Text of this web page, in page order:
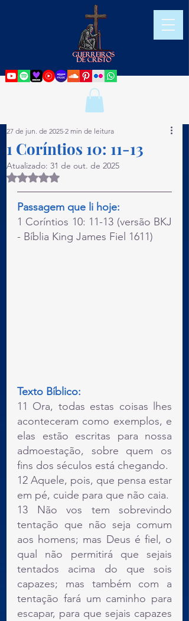
1 Coríntios 10: 11-13
27 de jun. de 2025 2 min de leitura
Atualizado: 31 de out. de 2025
Avaliado com NaN de 5 estrelas.
Passagem que li hoje:
1 Coríntios 10: 11-13 (versão BKJ
- Bíblia King James Fiel 1611)
Texto Bíblico:
11 Ora, todas estas coisas lhes
aconteceram como exemplos, e
elas estão escritas para nossa
admoestação, sobre quem os
fins dos séculos está chegando.
12 Aquele, pois, que pensa estar
em pé, cuide para que não caia.
13 Não vos tem sobrevindo
tentação que não seja comum
aos homens; mas Deus é fiel, o
qual não permitirá que sejais
tentados acima do que sois
capazes; mas também com a
tentação fará um caminho para
escapar, para que sejais capazes